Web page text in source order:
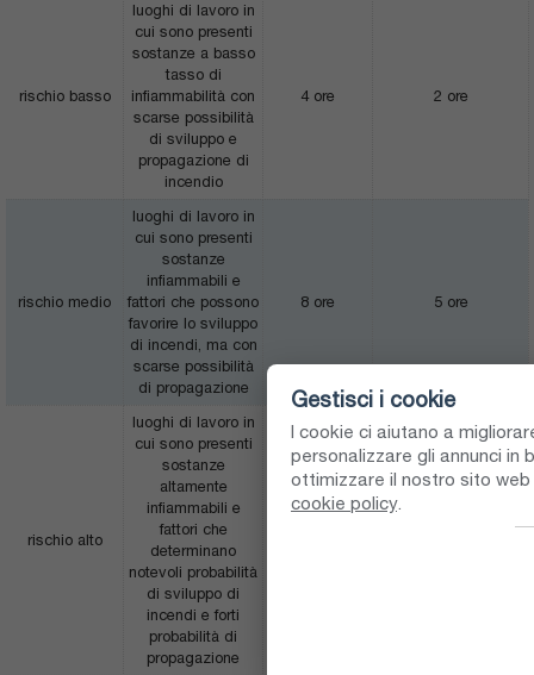
rischio basso
luoghi di lavoro in
cui sono presenti
sostanze a basso
tasso di
infiammabilità con
scarse possibilità
di sviluppo e
propagazione di
incendio
4 ore 2 ore
rischio medio
luoghi di lavoro in
cui sono presenti
sostanze
infiammabili e
fattori che possono
favorire lo sviluppo
di incendi, ma con
scarse possibilità
di propagazione
8 ore 5 ore
rischio alto
luoghi di lavoro in
cui sono presenti
sostanze
altamente
infiammabili e
fattori che
determinano
notevoli probabilità
di sviluppo di
incendi e forti
probabilità di
propagazione
Gestisci i cookie
I cookie ci aiutano a
personalizzare gli annunci in
ottimizzare il nostro sito
cookie policy.